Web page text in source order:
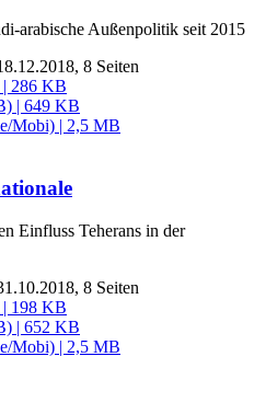
arabische Außenpolitik seit 2015
8 Seiten
286 KB
| 649 KB
Mobi) | 2,5 MB
Einfluss Teherans in der
8 Seiten
198 KB
| 652 KB
Mobi) | 2,5 MB